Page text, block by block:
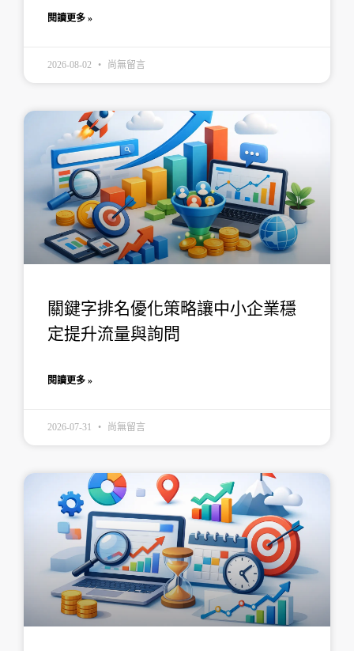
閱讀更多 »
2026-08-02 尚無留言
關鍵字排名優化策略讓中小企業穩
定提升流量與詢問
閱讀更多 »
2026-07-31 尚無留言